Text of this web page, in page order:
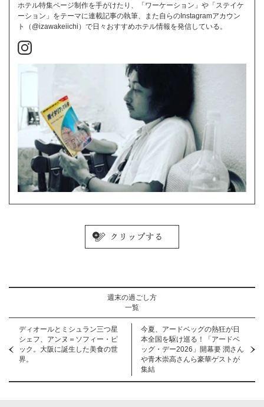
ホテル特集ページ制作を手がけたり、「ワーケーション」や「ステイケ
ーション」をテーマに連載記事の執筆、また自らのInstagramアカウン
ト（@izawakeiichi）で日々おすすめホテル情報を発信している。
週末の過ごし方
一覧
ディオールとミシュラン三つ星
シェフ、アンヌ＝ソフィー・ピ
ック。大阪に誕生した美食の世
界。
今夏、アードベッグの熱狂が日
本全国を駆け巡る！「アードベ
ッグ・デー2026」開幕要 潤さん
や青木崇高さんら豪華ゲストが
集結